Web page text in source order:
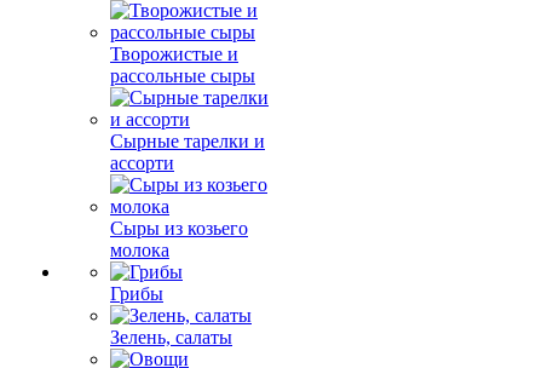
Творожистые и
рассольные сыры
Сырные тарелки и
ассорти
Сыры из козьего
молока
Грибы
Зелень, салаты